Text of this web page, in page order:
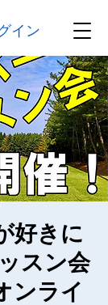
イン
好きに
スン会
ンライ